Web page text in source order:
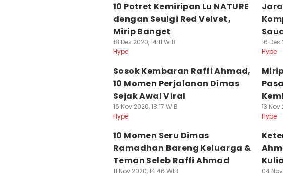
10 Potret Kemiripan Lu NATURE
dengan Seulgi Red Velvet,
Mirip Banget
18 Des 2020, 14:11 WIB
Hype
16 Des
Hype
Sosok Kembaran Raffi Ahmad,
10 Momen Perjalanan Dimas
Sejak Awal Viral
16 Nov 2020, 18:17 WIB
Hype
13 Nov
Hype
10 Momen Seru Dimas
Ramadhan Bareng Keluarga &
Teman Seleb Raffi Ahmad
11 Nov 2020, 14:46 WIB
04